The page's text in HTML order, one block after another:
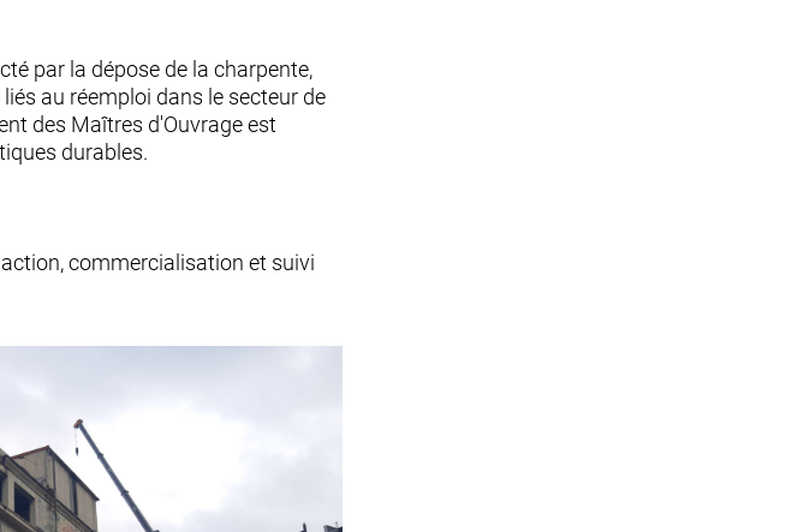
par la dépose de la charpente,
au réemploi dans le secteur de
des Maîtres d'Ouvrage est
durables.
commercialisation et suivi